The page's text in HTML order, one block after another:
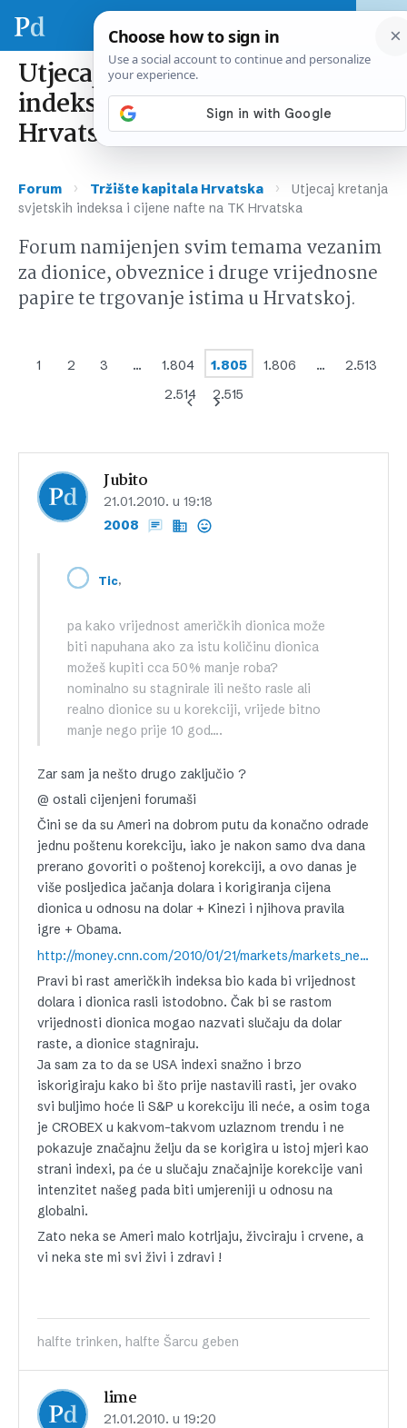
Utjecaj kretanja svjetskih
indeksa i cijene nafte na TK
Hrvatska
Forum › Tržište kapitala Hrvatska ›
Utjecaj kretanja
svjetskih indeksa i cijene nafte na TK Hrvatska
Forum namijenjen svim temama vezanim
za dionice, obveznice i druge vrijednosne
papire te trgovanje istima u Hrvatskoj.
1 2 3 … 1.804 1.805 1.806 …
2.513
2.514
2.515
Jubito
21.01.2010. u 19:18
2008
Tic,
pa kako vrijednost američkih dionica može
biti napuhana ako za istu količinu dionica
možeš kupiti cca 50% manje roba?
nominalno su stagnirale ili nešto rasle ali
realno dionice su u korekciji, vrijede bitno
manje nego prije 10 god….
Zar sam ja nešto drugo zaključio ?
@ ostali cijenjeni forumaši
Čini se da su Ameri na dobrom putu da konačno odrade
jednu poštenu korekciju, iako je nakon samo dva dana
prerano govoriti o poštenoj korekciji, a ovo danas je
više posljedica jačanja dolara i korigiranja cijena
dionica u odnosu na dolar + Kinezi i njihova pravila
igre + Obama.
http://money.cnn.com/2010/01/21/markets/markets_newyork/index.htm
Pravi bi rast američkih indeksa bio kada bi vrijednost
dolara i dionica rasli istodobno. Čak bi se rastom
vrijednosti dionica mogao nazvati slučaju da dolar
raste, a dionice stagniraju.
Ja sam za to da se USA indexi snažno i brzo
iskorigiraju kako bi što prije nastavili rasti, jer ovako
svi buljimo hoće li S&P u korekciju ili neće, a osim toga
je CROBEX u kakvom-takvom uzlaznom trendu i ne
pokazuje značajnu želju da se korigira u istoj mjeri kao
strani indexi, pa će u slučaju značajnije korekcije vani
intenzitet našeg pada biti umjereniji u odnosu na
globalni.
Zato neka se Ameri malo kotrljaju, živciraju i crvene, a
vi neka ste mi svi živi i zdravi !
halfte trinken, halfte Šarcu geben
lime
21.01.2010. u 19:20